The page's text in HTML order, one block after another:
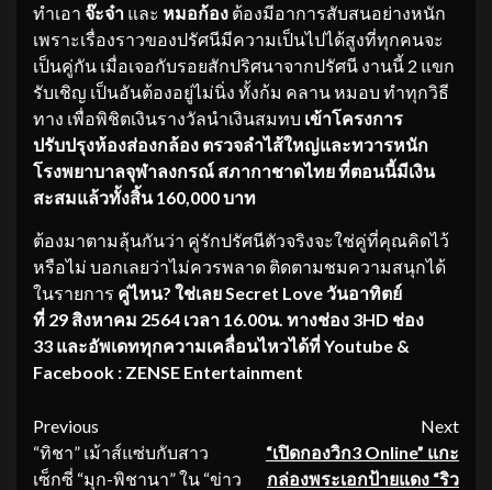
ทำเอา จ๊ะจ๋า และ หมอก้อง ต้องมีอาการสับสนอย่างหนัก
เพราะเรื่องราวของปรัศนีมีความเป็นไปได้สูงที่ทุกคนจะ
เป็นคู่กัน เมื่อเจอกับรอยสักปริศนาจากปรัศนี งานนี้ 2 แขก
รับเชิญ เป็นอันต้องอยู่ไม่นิ่ง ทั้งก้ม คลาน หมอบ ทำทุกวิธี
ทาง เพื่อพิชิตเงินรางวัลนำเงินสมทบ เข้าโครงการ
ปรับปรุงห้องส่องกล้อง ตรวจลำไส้ใหญ่และทวารหนัก
โรงพยาบาลจุฬาลงกรณ์ สภากาชาดไทยที่ตอนนี้มีเงิน
สะสมแล้วทั้งสิ้น160,000 บาท
ต้องมาตามลุ้นกันว่า คู่รักปรัศนีตัวจริงจะใช่คู่ที่คุณคิดไว้
หรือไม่ บอกเลยว่าไม่ควรพลาด ติดตามชมความสนุกได้
ในรายการ คู่ไหน? ใช่เลย Secret Loveวันอาทิตย์
ที่ 29 สิงหาคม 2564 เวลา 16.00น. ทางช่อง 3HD ช่อง
33 และอัพเดททุกความเคลื่อนไหวได้ที่Youtube &
Facebook : ZENSE Entertainment
Continue
Reading
Previous
“ทิชา” เม้าส์แซ่บกับสาว
เซ็กซี่ “มุก-พิชานา” ใน “ข่าว
Next
“เปิดกองวิก3 Online” แกะ
กล่องพระเอกป้ายแดง “ริว